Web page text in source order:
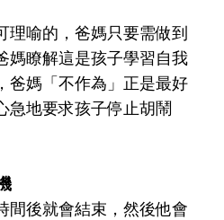
理喻的，爸媽只要需做到
媽瞭解這是孩子學習自我
爸媽「不作為」正是最好
急地要求孩子停止胡鬧
間後就會結束，然後他會